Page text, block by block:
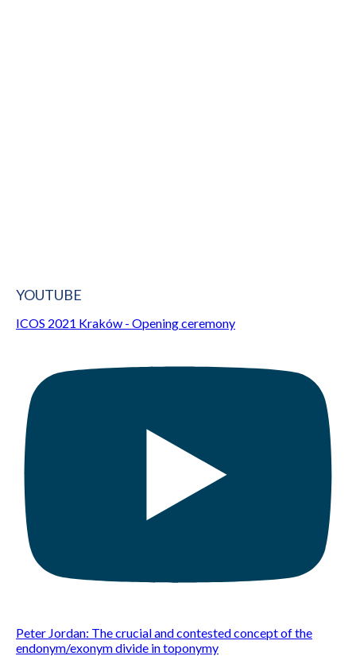
YOUTUBE
ICOS 2021 Kraków - Opening ceremony
Peter Jordan: The crucial and contested concept of the
endonym/exonym divide in toponymy